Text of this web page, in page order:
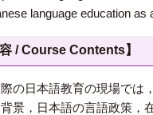
language education as
容 / Course Contents】
の日本語教育の現場では
景，日本語の言語政策，